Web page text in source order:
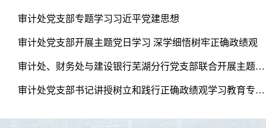
审计处党支部专题学习习近平党建思想
审计处党支部开展主题党日学习 深学细悟树牢正确政绩观
审计处、财务处与建设银行芜湖分行党支部联合开展主题实践活动
审计处党支部书记讲授树立和践行正确政绩观学习教育专题党课